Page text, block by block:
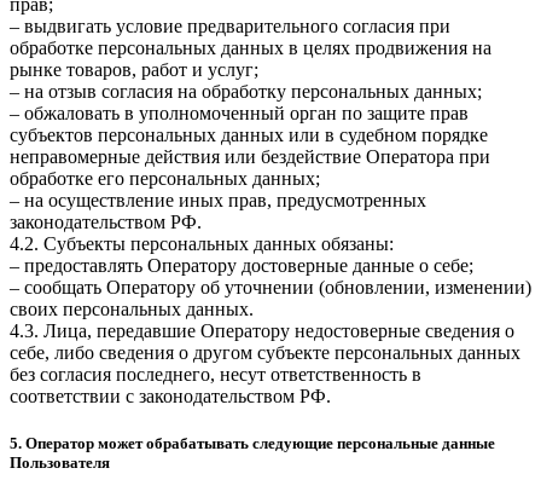
– выдвигать условие предварительного согласия при
обработке персональных данных в целях продвижения на
рынке товаров, работ и услуг;
– на отзыв согласия на обработку персональных данных;
– обжаловать в уполномоченный орган по защите прав
субъектов персональных данных или в судебном порядке
неправомерные действия или бездействие Оператора при
обработке его персональных данных;
– на осуществление иных прав, предусмотренных
законодательством РФ.
4.2. Субъекты персональных данных обязаны:
– предоставлять Оператору достоверные данные о себе;
– сообщать Оператору об уточнении (обновлении, изменении)
своих персональных данных.
4.3. Лица, передавшие Оператору недостоверные сведения о
себе, либо сведения о другом субъекте персональных данных
без согласия последнего, несут ответственность в
соответствии с законодательством РФ.
5. Оператор может обрабатывать следующие персональные данные
Пользователя